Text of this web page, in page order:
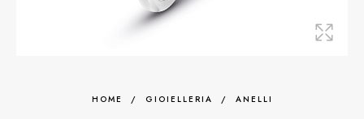
HOME / GIOIELLERIA / ANELLI